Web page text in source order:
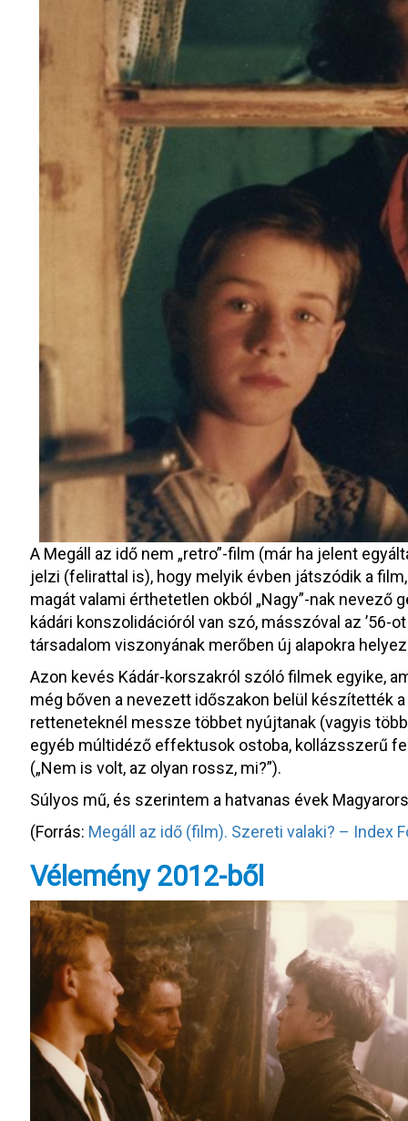
A Megáll az idő nem „retro”-film (már ha jelent
jelzi (felirattal is), hogy melyik évben játszódik a
magát valami érthetetlen okból „Nagy”-nak
kádári konszolidációról van szó, másszóval az
társadalom viszonyának merőben új alapokra
Azon kevés Kádár-korszakról szóló filmek egyike,
még bőven a nevezett időszakon belül készítették
retteneteknél messze többet nyújtanak (vagyis
egyéb múltidéző effektusok ostoba, kollázsszerű
(„Nem is volt, az olyan rossz, mi?”).
Súlyos mű, és szerintem a hatvanas évek
(Forrás: Megáll az idő (film). Szereti valaki? – Index
Vélemény 2012-ből